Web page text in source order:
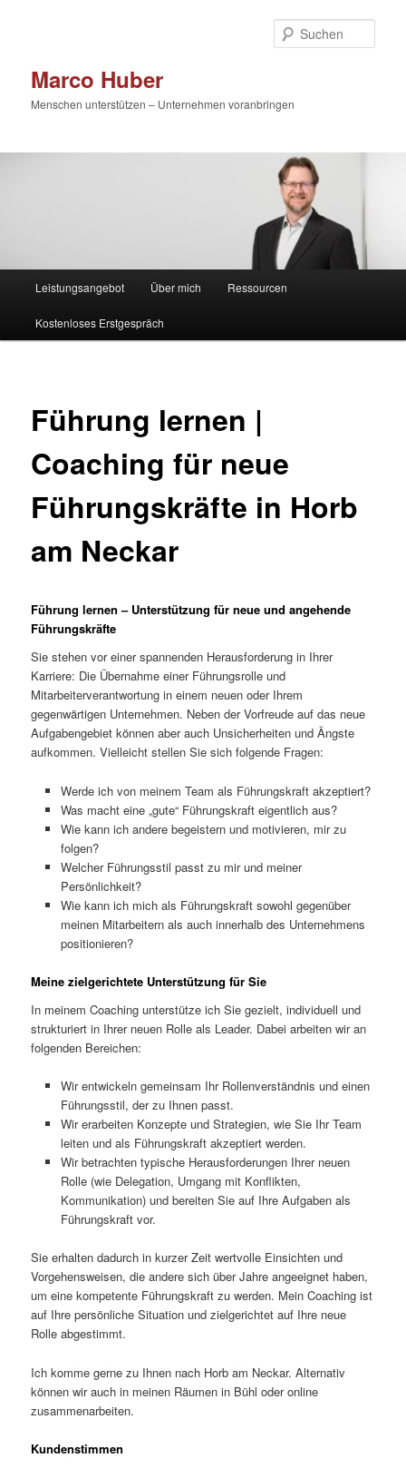
Marco Huber
Menschen unterstützen – Unternehmen voranbringen
Leistungsangebot Über mich Ressourcen
Kostenloses Erstgespräch
Führung lernen |
Coaching für neue
Führungskräfte in Horb
am Neckar
Führung lernen – Unterstützung für neue und angehende
Führungskräfte
Sie stehen vor einer spannenden Herausforderung in Ihrer
Karriere: Die Übernahme einer Führungsrolle und
Mitarbeiterverantwortung in einem neuen oder Ihrem
gegenwärtigen Unternehmen. Neben der Vorfreude auf das neue
Aufgabengebiet können aber auch Unsicherheiten und Ängste
aufkommen. Vielleicht stellen Sie sich folgende Fragen:
Werde ich von meinem Team als Führungskraft akzeptiert?
Was macht eine „gute“ Führungskraft eigentlich aus?
Wie kann ich andere begeistern und motivieren, mir zu
folgen?
Welcher Führungsstil passt zu mir und meiner
Persönlichkeit?
Wie kann ich mich als Führungskraft sowohl gegenüber
meinen Mitarbeitern als auch innerhalb des Unternehmens
positionieren?
Meine zielgerichtete Unterstützung für Sie
In meinem Coaching unterstütze ich Sie gezielt, individuell und
strukturiert in Ihrer neuen Rolle als Leader. Dabei arbeiten wir an
folgenden Bereichen:
Wir entwickeln gemeinsam Ihr Rollenverständnis und einen
Führungsstil, der zu Ihnen passt.
Wir erarbeiten Konzepte und Strategien, wie Sie Ihr Team
leiten und als Führungskraft akzeptiert werden.
Wir betrachten typische Herausforderungen Ihrer neuen
Rolle (wie Delegation, Umgang mit Konflikten,
Kommunikation) und bereiten Sie auf Ihre Aufgaben als
Führungskraft vor.
Sie erhalten dadurch in kurzer Zeit wertvolle Einsichten und
Vorgehensweisen, die andere sich über Jahre angeeignet haben,
um eine kompetente Führungskraft zu werden. Mein Coaching ist
auf Ihre persönliche Situation und zielgerichtet auf Ihre neue
Rolle abgestimmt.
Ich komme gerne zu Ihnen nach Horb am Neckar. Alternativ
können wir auch in meinen Räumen in Bühl oder online
zusammenarbeiten.
Kundenstimmen